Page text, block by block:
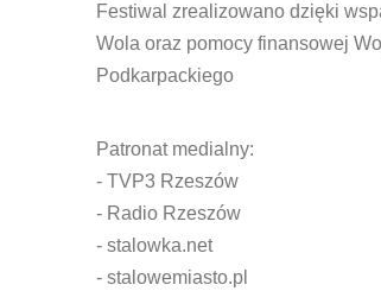
Festiwal zrealizowano dzięki
Wola oraz pomocy finansowej
Podkarpackiego
Patronat medialny:
- TVP3 Rzeszów
- Radio Rzeszów
- stalowka.net
- stalowemiasto.pl